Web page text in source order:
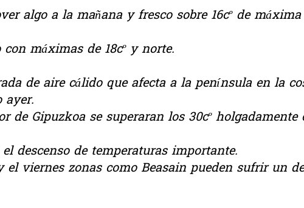
algo a la mañana y fresco sobre 16cº de
máximas de 18cº y norte.
de aire cálido que afecta a la península en la
ayer.
de Gipuzkoa se superaran los 30cº
descenso de temperaturas importante.
el viernes zonas como Beasain pueden sufrir un